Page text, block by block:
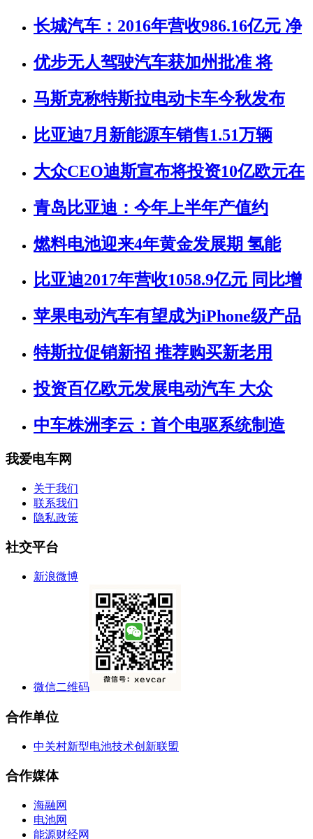
长城汽车：2016年营收986.16亿元 净
优步无人驾驶汽车获加州批准 将
马斯克称特斯拉电动卡车今秋发布
比亚迪7月新能源车销售1.51万辆
大众CEO迪斯宣布将投资10亿欧元在
青岛比亚迪：今年上半年产值约
燃料电池迎来4年黄金发展期 氢能
比亚迪2017年营收1058.9亿元 同比增
苹果电动汽车有望成为iPhone级产品
特斯拉促销新招 推荐购买新老用
投资百亿欧元发展电动汽车 大众
中车株洲李云：首个电驱系统制造
我爱电车网
关于我们
联系我们
隐私政策
社交平台
新浪微博
微信二维码
合作单位
中关村新型电池技术创新联盟
合作媒体
海融网
电池网
能源财经网